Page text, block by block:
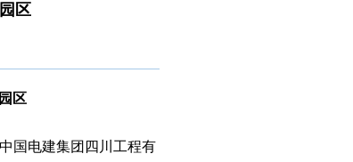
区
区
国电建集团四川工程有